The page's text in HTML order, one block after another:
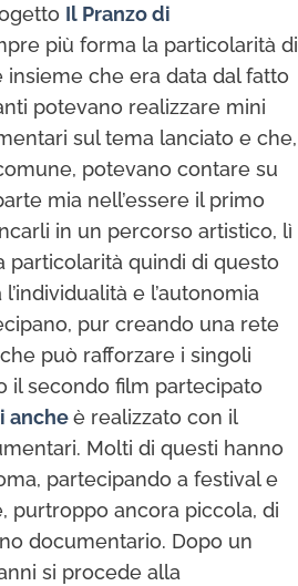
Il Pranzo di
più forma la particolarità di
che era data dal fatto
potevano realizzare mini
sul tema lanciato e che,
potevano contare su
mia nell’essere il primo
in un percorso artistico, lì
particolarità quindi di questo
e l’autonomia
pur creando una rete
può rafforzare i singoli
il secondo film partecipato
ancheè realizzato con il
Molti di questi hanno
partecipando a festival e
purtroppo ancora piccola, di
documentario. Dopo un
si procede alla